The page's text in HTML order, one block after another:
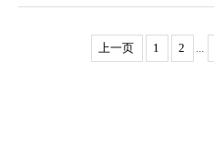
上一页 1 2 ...